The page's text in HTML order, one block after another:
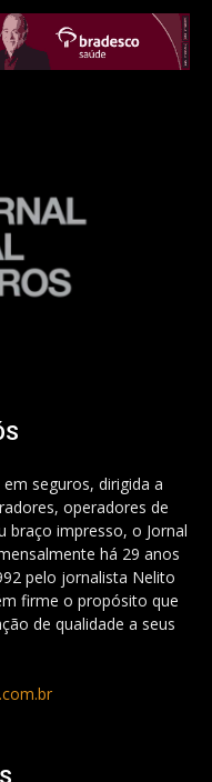
seguros, dirigida a
operadores de
braço impresso, o Jornal
há 29 anos
pelo jornalista Nelito
firme o propósito que
de qualidade a seus